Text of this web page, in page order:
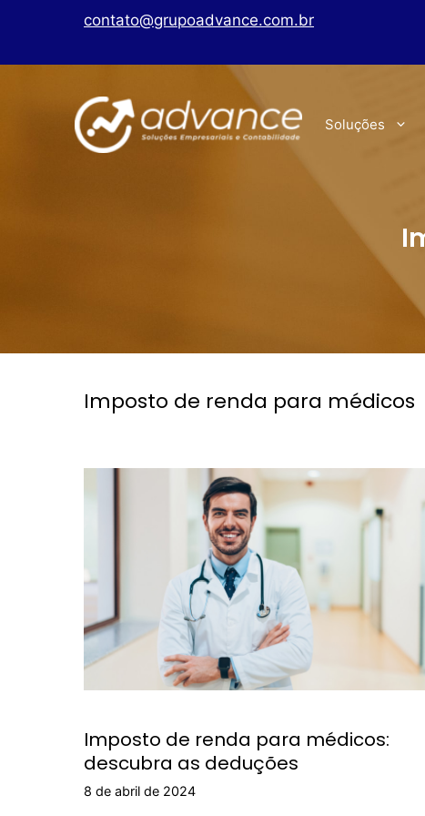
contato@grupoadvance.com.br
Soluções
Imposto de renda para médicos
Imposto de renda para médicos:
descubra as deduções
8 de abril de 2024